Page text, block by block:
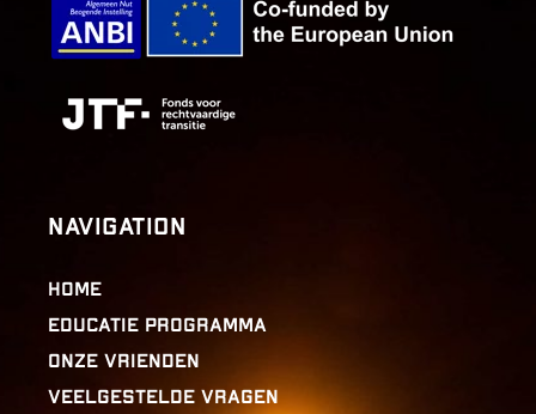
Navigation
Home
Educatie programma
Onze Vrienden
Veelgestelde vragen